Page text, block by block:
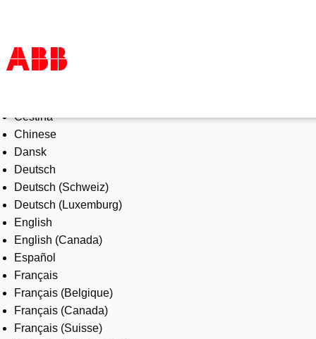
Products & Solutions
Industries
Services
About us
Where to buy
Contact us
Careers
Čeština
Chinese
Dansk
Deutsch
Deutsch (Schweiz)
Deutsch (Luxemburg)
English
English (Canada)
Español
Français
Français (Belgique)
Français (Canada)
Français (Suisse)